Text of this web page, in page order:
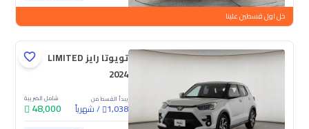
خل اول قسطين علينا
تويوتا رايز LIMITED
2024
يبدأ القسط من
1,038
/شهرياً
شامل الضريبة
48,000